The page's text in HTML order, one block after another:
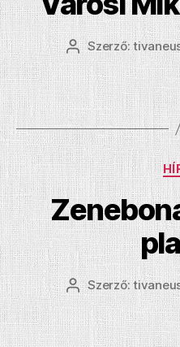
Bejegyzés
szerzője
Szerző:
Bejegyzés
szerzője
Szerző: